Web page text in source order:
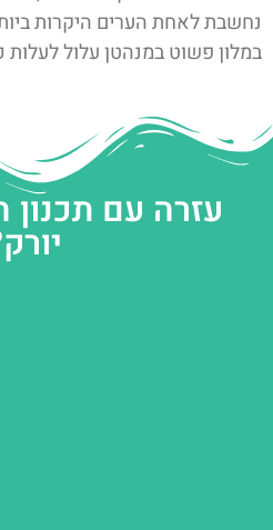
נחשבת לאחת הערים היקרות
במלון פשוט במנהטן עלול לעלות
עזרה עם תכנון